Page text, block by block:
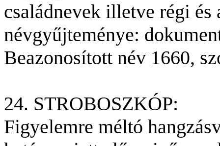
családnevek illetve régi és
névgyűjteménye:
Beazonosított név 1660,
24. STROBOSZKÓP:
Figyelemre méltó